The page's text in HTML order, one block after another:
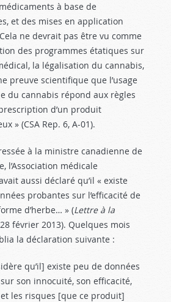
à base de
et des mises en application
ne devrait pas être vu comme
des programmes étatiques sur
la légalisation du cannabis,
preuve scientifique que l’usage
du cannabis répond aux règles
d’un produit
» (CSA Rep. 6, A-01).
à la ministre canadienne de
l’Association médicale
aussi déclaré qu’il « existe
probantes sur l’efficacité de
d’herbe… » (Lettre à la
février 2013). Quelques mois
la déclaration suivante :
qu’il] existe peu de données
son innocuité, son efficacité,
les risques [que ce produit]